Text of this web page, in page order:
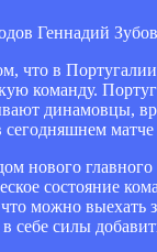
Геннадий
что в
команду.
динамовцы,
нового
состояние
можно выехать
себе силы